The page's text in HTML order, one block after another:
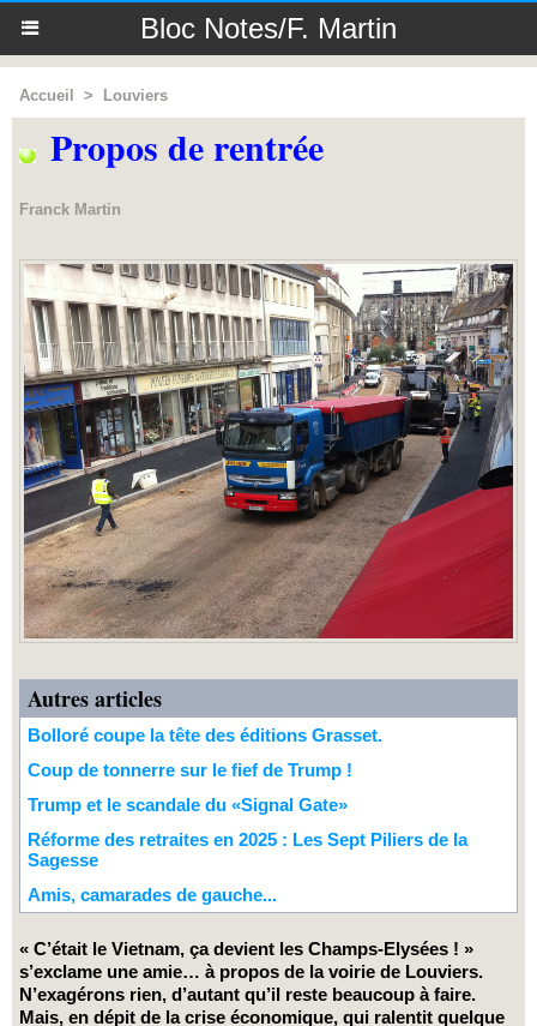
Bloc Notes/F. Martin
Accueil > Louviers
Propos de rentrée
Franck Martin
Autres articles
Bolloré coupe la tête des éditions Grasset.
Coup de tonnerre sur le fief de Trump !
Trump et le scandale du «Signal Gate»
Réforme des retraites en 2025 : Les Sept Piliers de la
Sagesse
Amis, camarades de gauche...
« C’était le Vietnam, ça devient les Champs-Elysées ! »
s’exclame une amie… à propos de la voirie de Louviers.
N’exagérons rien, d’autant qu’il reste beaucoup à faire.
Mais, en dépit de la crise économique, qui ralentit quelque